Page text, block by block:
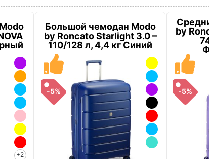
+2
Большой чемодан Modo
by Roncato Starlight 3.0 –
110/128 л, 4,4 кг Синий
-5%
by
-5%